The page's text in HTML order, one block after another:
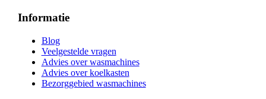
Informatie
Blog
Veelgestelde vragen
Advies over wasmachines
Advies over koelkasten
Bezorggebied wasmachines